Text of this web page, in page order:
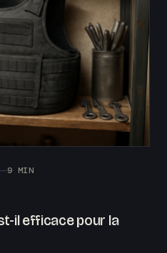
9 MIN
il efficace pour la